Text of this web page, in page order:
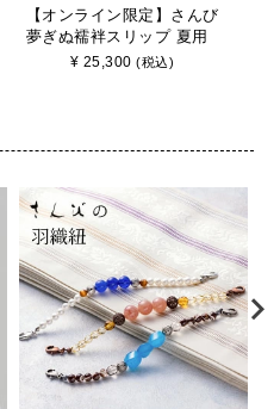
【オンライン限定】さんび
夢ぎぬ襦袢スリップ 夏用
≪涼≫ 東レセオα シルジ
¥ 25,300 (税込)